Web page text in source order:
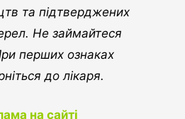
та підтверджених
Не займайтеся
перших ознаках
до лікаря.
на сайті